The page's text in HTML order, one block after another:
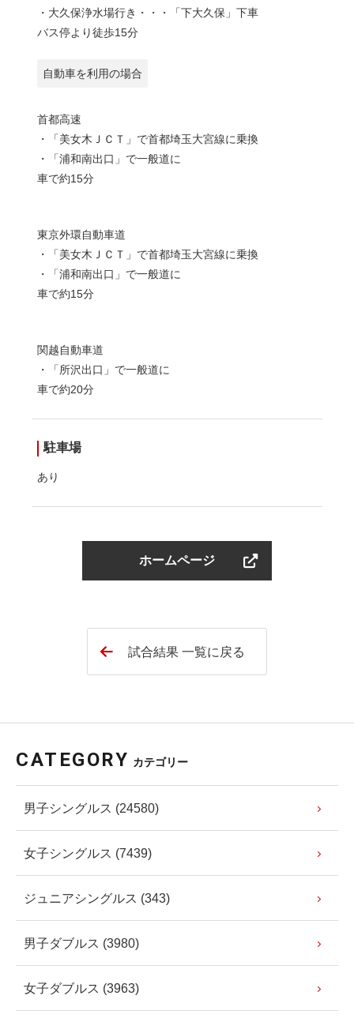
・大久保浄水場行き・・・「下大久保」下車
バス停より徒歩15分
自動車を利用の場合
首都高速
・「美女木ＪＣＴ」で首都埼玉大宮線に乗換
・「浦和南出口」で一般道に
車で約15分
東京外環自動車道
・「美女木ＪＣＴ」で首都埼玉大宮線に乗換
・「浦和南出口」で一般道に
車で約15分
関越自動車道
・「所沢出口」で一般道に
車で約20分
駐車場
あり
ホームページ
試合結果 一覧に戻る
CATEGORY カテゴリー
男子シングルス (24580)
女子シングルス (7439)
ジュニアシングルス (343)
男子ダブルス (3980)
女子ダブルス (3963)